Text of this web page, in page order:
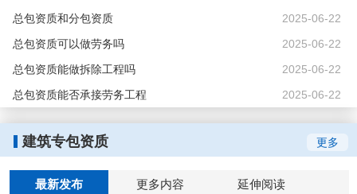
总包资质和分包资质
2025-06-22
总包资质可以做劳务吗
2025-06-22
总包资质能做拆除工程吗
2025-06-22
总包资质能否承接劳务工程
2025-06-22
建筑专包资质 更多
最新发布 更多内容 延伸阅读